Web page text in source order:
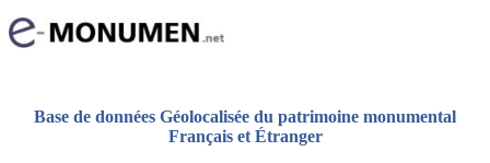
Base de données Géolocalisée du patrimoine monumental
Français et Étranger